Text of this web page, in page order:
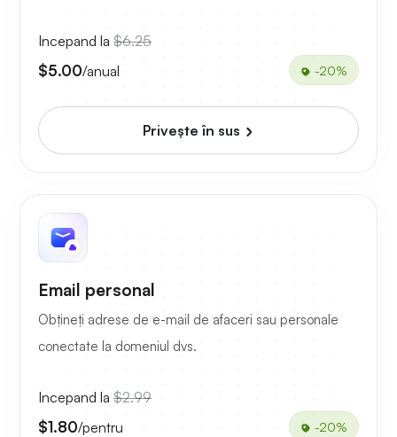
Incepand la $6.25
$5.00/anual -20%
Priveşte în sus
Email personal
Obțineți adrese de e-mail de afaceri sau personale
conectate la domeniul dvs.
Incepand la $2.99
$1.80/pentru -20%